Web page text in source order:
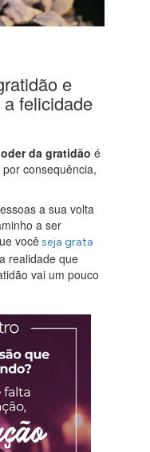
e
felicidade
da gratidão é
consequência,
a sua volta
a ser
vocêseja grata
realidade que
vai um pouco